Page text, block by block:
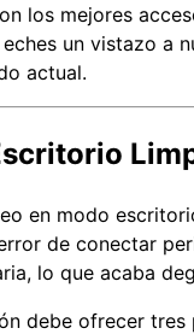
los mejores
un vistazo a
actual.
en modo
de conectar
lo que acaba
debe ofrecer tres